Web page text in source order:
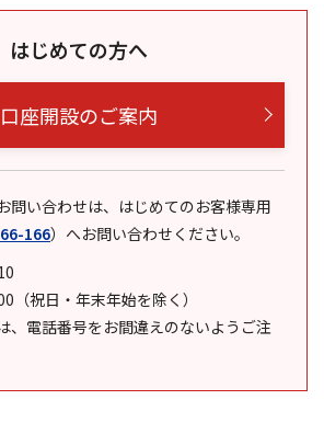
はじめての方へ
口座開設のご案内
問い合わせは、はじめてのお客様専用
166） へお問い合わせください。
（祝日・年末年始を除く）
、電話番号をお間違えのないようご注